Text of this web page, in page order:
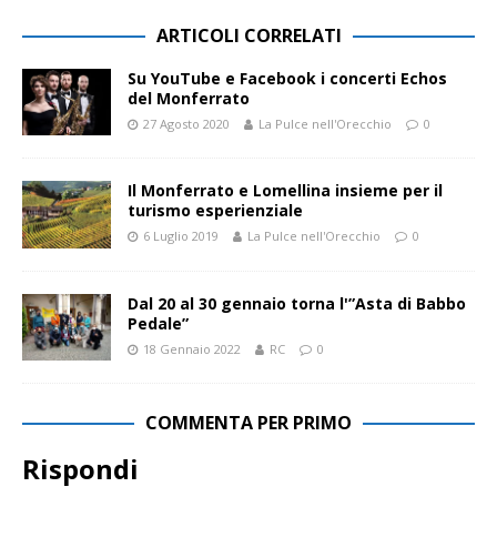
ARTICOLI CORRELATI
Su YouTube e Facebook i concerti Echos
del Monferrato
27 Agosto 2020 La Pulce nell'Orecchio 0
Il Monferrato e Lomellina insieme per il
turismo esperienziale
6 Luglio 2019 La Pulce nell'Orecchio 0
Dal 20 al 30 gennaio torna l'”Asta di Babbo
Pedale”
18 Gennaio 2022 RC 0
COMMENTA PER PRIMO
Rispondi